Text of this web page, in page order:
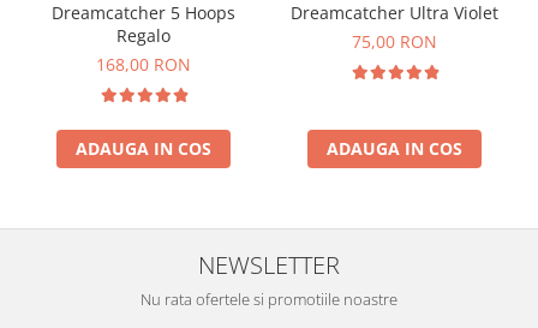
Dreamcatcher 5 Hoops
Regalo
168,00 RON
ADAUGA IN COS
Dreamcatcher Ultra Violet
75,00 RON
ADAUGA IN COS
NEWSLETTER
Nu rata ofertele si promotiile noastre